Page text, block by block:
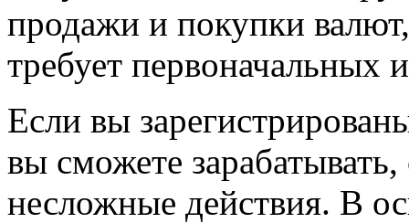
продажи и покупки
требует первоначальных
Если вы
вы сможете
несложные действия. В